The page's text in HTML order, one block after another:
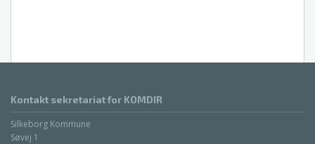
Kontakt sekretariat for KOMDIR
Silkeborg Kommune
Søvej 1